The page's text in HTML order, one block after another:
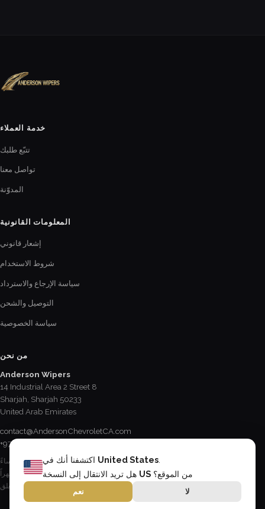
United States
US من الموقع؟
نعم لا
خدمة العملاء
تتبّع طلبك
تواصل معنا
المدوّنة
المعلومات القانونية
إشعار قانوني
شروط الاستخدام
سياسة الإرجاع والاسترداد
التوصيل والشحن
سياسة الخصوصية
من نحن
Anderson Wipers
14 Industrial Area 2 Street 8
Sharjah, Sharjah 50233
United Arab Emirates
contact@AndersonChevroletCA.com
+971 6 534 2178
الإثنين - الجمعة / 8:15 صباحاً - 5 مساءً
السبت / 8:30 صباحاً - 12:30 ظهراً
الأحد & العطل الرسمية / مغلق